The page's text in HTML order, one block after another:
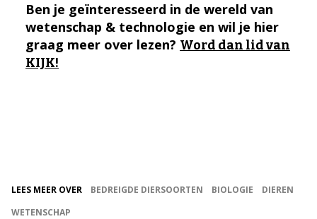
Ben je geïnteresseerd in de wereld van
wetenschap & technologie en wil je hier
graag meer over lezen? Word dan lid van
KIJK!
LEES MEER OVER BEDREIGDE DIERSOORTEN BIOLOGIE
DIEREN
WETENSCHAP